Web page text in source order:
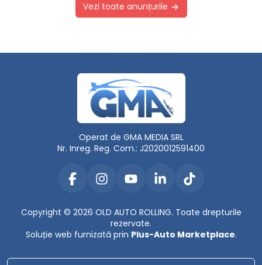
Vezi toate anunțurile
Operat de GMA MEDIA SRL
Nr. Inreg. Reg. Com.: J2020012591400
Copyright © 2026 OLD AUTO ROLLING. Toate drepturile
rezervate.
Soluție web furnizată prin Plus-Auto Marketplace.